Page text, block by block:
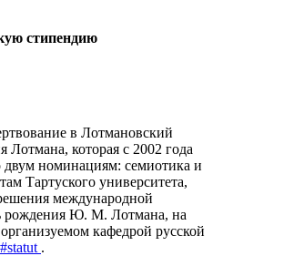
стипендию
в Лотмановский
которая с 2002 года
двум номинациям: семиотика и
Тартуского университета,
международной
рождения Ю. М. Лотмана, на
кафедрой русской
.